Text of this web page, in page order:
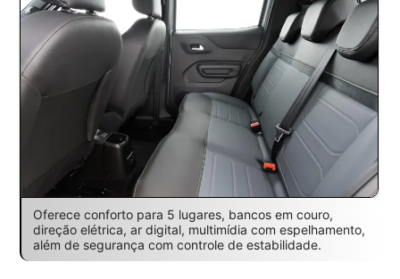
Oferece conforto para 5 lugares, bancos em couro,
direção elétrica, ar digital, multimídia com espelhamento,
além de segurança com controle de estabilidade.